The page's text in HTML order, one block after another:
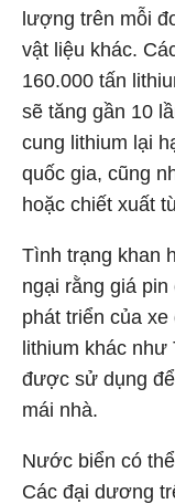
lượng trên mỗi
vật liệu khác.
160.000 tấn
sẽ tăng gần 10
cung lithium lại
quốc gia, cũng
hoặc chiết xuất
Tình trạng khan
ngại rằng giá
phát triển của
lithium khác
được sử dụng
mái nhà.
Nước biển có
Các đại dương